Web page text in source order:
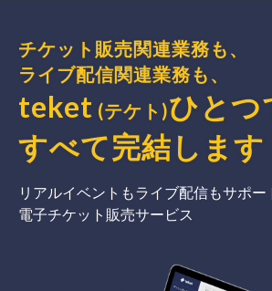
チケット販売関連業務も、
ライブ配信関連業務も、
teket (テケト)ひとつ
すべて完結 します
リアルイベントもライブ配信もサポー
電子チケット販売サービス